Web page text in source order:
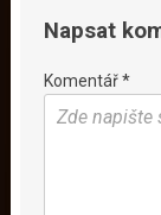
Napsat
Komentář *